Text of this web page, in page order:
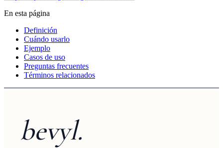
En esta página
Definición
Cuándo usarlo
Ejemplo
Casos de uso
Preguntas frecuentes
Términos relacionados
bevyl.